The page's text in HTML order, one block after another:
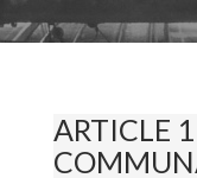
ARTICLE